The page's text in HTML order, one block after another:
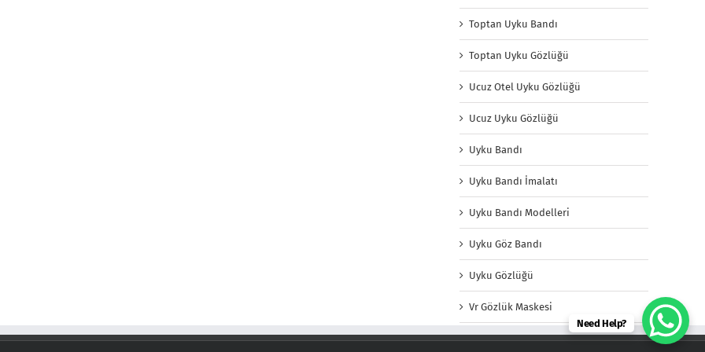
Toptan Uyku Bandı
Toptan Uyku Gözlüğü
Ucuz Otel Uyku Gözlüğü
Ucuz Uyku Gözlüğü
Uyku Bandı
Uyku Bandı İmalatı
Uyku Bandı Modelleri
Uyku Göz Bandı
Uyku Gözlüğü
Vr Gözlük Maskesi
Need Help?